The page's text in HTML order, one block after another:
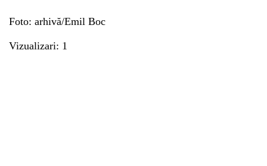
Foto: arhivă/Emil Boc
Vizualizari: 1